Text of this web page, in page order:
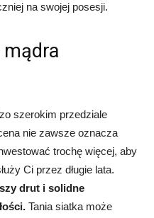
na swojej posesji.
szerokim przedziale
nie zawsze oznacza
trochę więcej, aby
Ci przez długie lata.
drut i solidne
Tania siatka może